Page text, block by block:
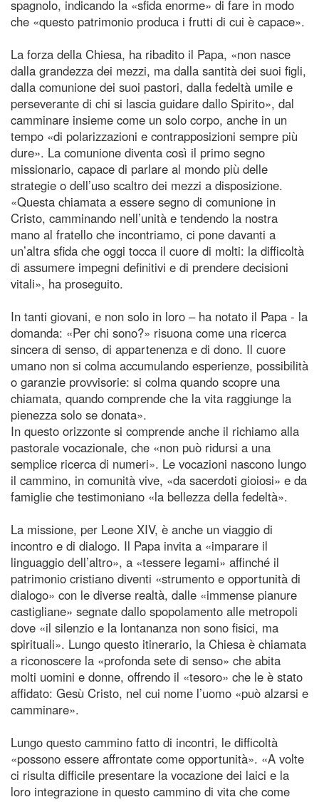
spagnolo, indicando la «sfida enorme» di fare in modo
che «questo patrimonio produca i frutti di cui è capace».
La forza della Chiesa, ha ribadito il Papa, «non nasce
dalla grandezza dei mezzi, ma dalla santità dei suoi figli,
dalla comunione dei suoi pastori, dalla fedeltà umile e
perseverante di chi si lascia guidare dallo Spirito», dal
camminare insieme come un solo corpo, anche in un
tempo «di polarizzazioni e contrapposizioni sempre più
dure». La comunione diventa così il primo segno
missionario, capace di parlare al mondo più delle
strategie o dell’uso scaltro dei mezzi a disposizione.
«Questa chiamata a essere segno di comunione in
Cristo, camminando nell’unità e tendendo la nostra
mano al fratello che incontriamo, ci pone davanti a
un’altra sfida che oggi tocca il cuore di molti: la difficoltà
di assumere impegni definitivi e di prendere decisioni
vitali», ha proseguito.
In tanti giovani, e non solo in loro – ha notato il Papa - la
domanda: «Per chi sono?» risuona come una ricerca
sincera di senso, di appartenenza e di dono. Il cuore
umano non si colma accumulando esperienze, possibilità
o garanzie provvisorie: si colma quando scopre una
chiamata, quando comprende che la vita raggiunge la
pienezza solo se donata».
In questo orizzonte si comprende anche il richiamo alla
pastorale vocazionale, che «non può ridursi a una
semplice ricerca di numeri». Le vocazioni nascono lungo
il cammino, in comunità vive, «da sacerdoti gioiosi» e da
famiglie che testimoniano «la bellezza della fedeltà».
La missione, per Leone XIV, è anche un viaggio di
incontro e di dialogo. Il Papa invita a «imparare il
linguaggio dell’altro», a «tessere legami» affinché il
patrimonio cristiano diventi «strumento e opportunità di
dialogo» con le diverse realtà, dalle «immense pianure
castigliane» segnate dallo spopolamento alle metropoli
dove «il silenzio e la lontananza non sono fisici, ma
spirituali». Lungo questo itinerario, la Chiesa è chiamata
a riconoscere la «profonda sete di senso» che abita
molti uomini e donne, offrendo il «tesoro» che le è stato
affidato: Gesù Cristo, nel cui nome l’uomo «può alzarsi e
camminare».
Lungo questo cammino fatto di incontri, le difficoltà
«possono essere affrontate come opportunità». «A volte
ci risulta difficile presentare la vocazione dei laici e la
loro integrazione in questo cammino di vita che come